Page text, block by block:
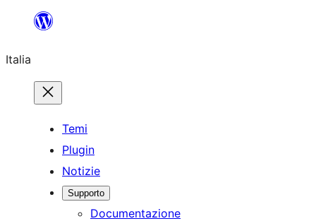
contenuto
Italia
Temi
Plugin
Notizie
Supporto
Documentazione